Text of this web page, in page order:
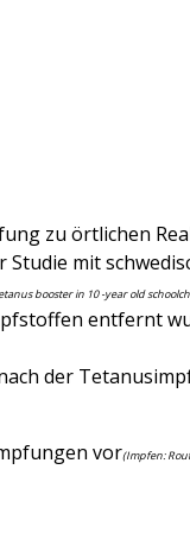
zu örtlichen
mit
booster in 10 -year old
entfernt
der
vor(Impfen: